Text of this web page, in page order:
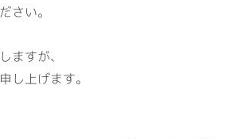
さい。
ますが、
し上げます。